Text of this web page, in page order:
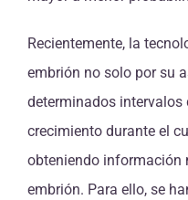
Recientemente, la
embrión no solo por su
determinados
crecimiento durante el
obteniendo información
embrión. Para ello, se